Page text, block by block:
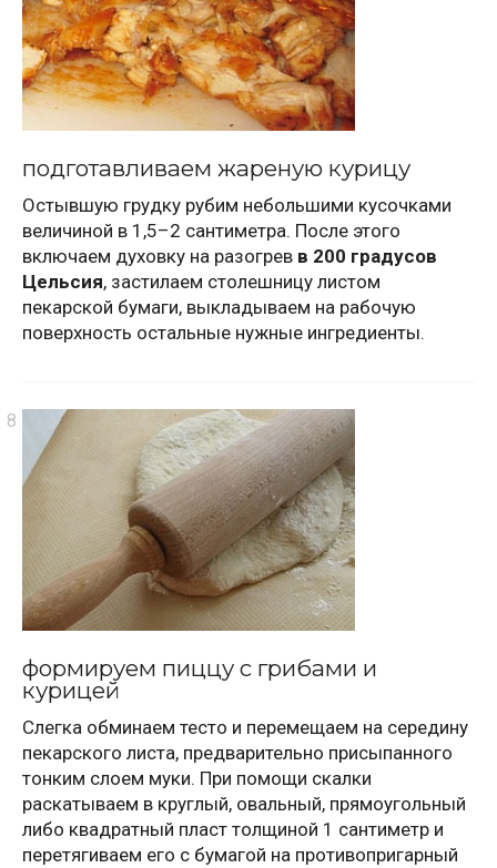
подготавливаем жареную курицу
Остывшую грудку рубим небольшими кусочками
величиной в 1,5–2 сантиметра. После этого
включаем духовку на разогрев в 200 градусов
Цельсия, застилаем столешницу листом
пекарской бумаги, выкладываем на рабочую
поверхность остальные нужные ингредиенты.
формируем пиццу с грибами и
курицей
Слегка обминаем тесто и перемещаем на середину
пекарского листа, предварительно присыпанного
тонким слоем муки. При помощи скалки
раскатываем в круглый, овальный, прямоугольный
либо квадратный пласт толщиной 1 сантиметр и
перетягиваем его с бумагой на противопригарный